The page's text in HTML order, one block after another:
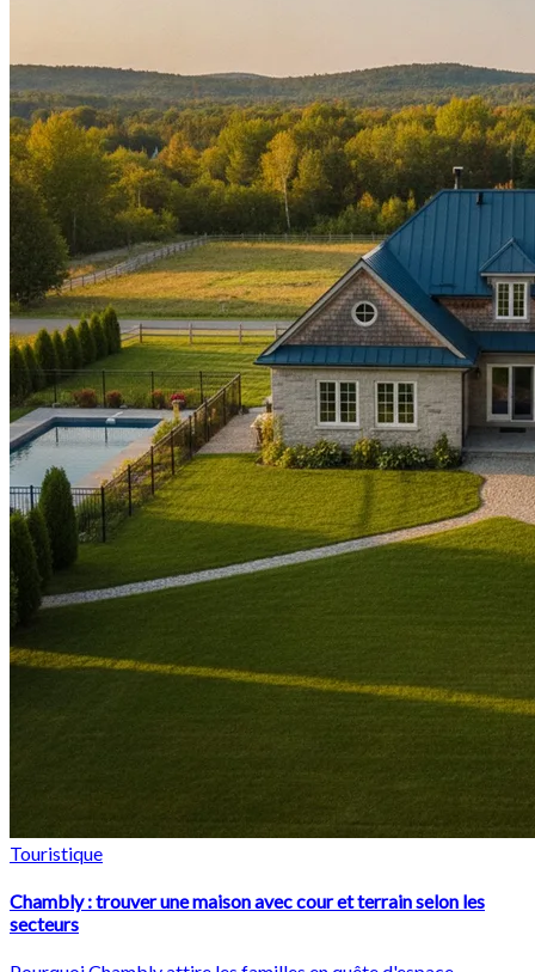
Touristique
Chambly : trouver une maison avec cour et terrain selon les
secteurs